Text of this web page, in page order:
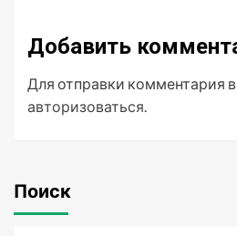
Добавить
Для отправки комментария
авторизоваться.
Поиск